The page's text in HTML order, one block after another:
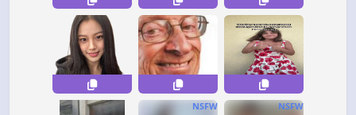
NSFW NSFW